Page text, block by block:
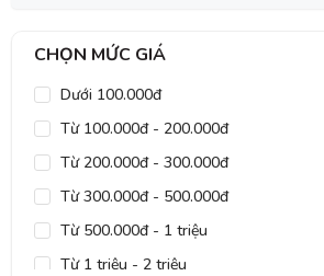
CHỌN MỨC GIÁ
Dưới 100.000đ
Từ 100.000đ - 200.000đ
Từ 200.000đ - 300.000đ
Từ 300.000đ - 500.000đ
Từ 500.000đ - 1 triệu
Từ 1 triệu - 2 triệu